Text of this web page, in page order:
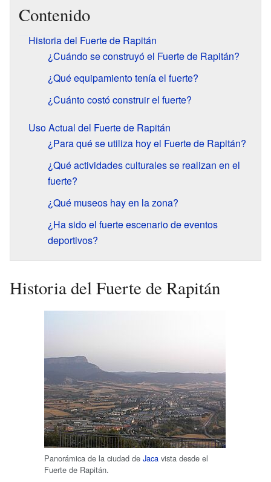
Contenido
Historia del Fuerte de Rapitán
¿Cuándo se construyó el Fuerte de Rapitán?
¿Qué equipamiento tenía el fuerte?
¿Cuánto costó construir el fuerte?
Uso Actual del Fuerte de Rapitán
¿Para qué se utiliza hoy el Fuerte de Rapitán?
¿Qué actividades culturales se realizan en el
fuerte?
¿Qué museos hay en la zona?
¿Ha sido el fuerte escenario de eventos
deportivos?
Historia del Fuerte de Rapitán
Panorámica de la ciudad de Jaca vista desde el
Fuerte de Rapitán.